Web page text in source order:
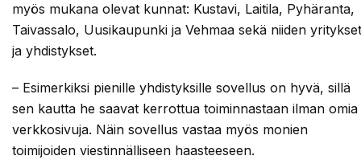
myös mukana olevat kunnat: Kustavi, Laitila, Pyhäranta,
Taivassalo, Uusikaupunki ja Vehmaa sekä niiden yritykset
ja yhdistykset.
– Esimerkiksi pienille yhdistyksille sovellus on hyvä, sillä
sen kautta he saavat kerrottua toiminnastaan ilman omia
verkkosivuja. Näin sovellus vastaa myös monien
toimijoiden viestinnälliseen haasteeseen.